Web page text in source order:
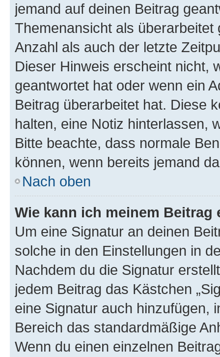
jemand auf deinen Beitrag
Themenansicht als
Anzahl als auch der letzte
Dieser Hinweis erscheint nicht,
geantwortet hat oder wenn ein
Beitrag überarbeitet hat. Diese
halten, eine Notiz hinterlassen,
Bitte beachte, dass normale
können, wenn bereits jemand
Nach oben
Wie kann ich meinem
Um eine Signatur an deinen
solche in den Einstellungen in
Nachdem du die Signatur
jedem Beitrag das Kästchen
eine Signatur auch hinzufügen,
Bereich das standardmäßige
Wenn du einen einzelnen